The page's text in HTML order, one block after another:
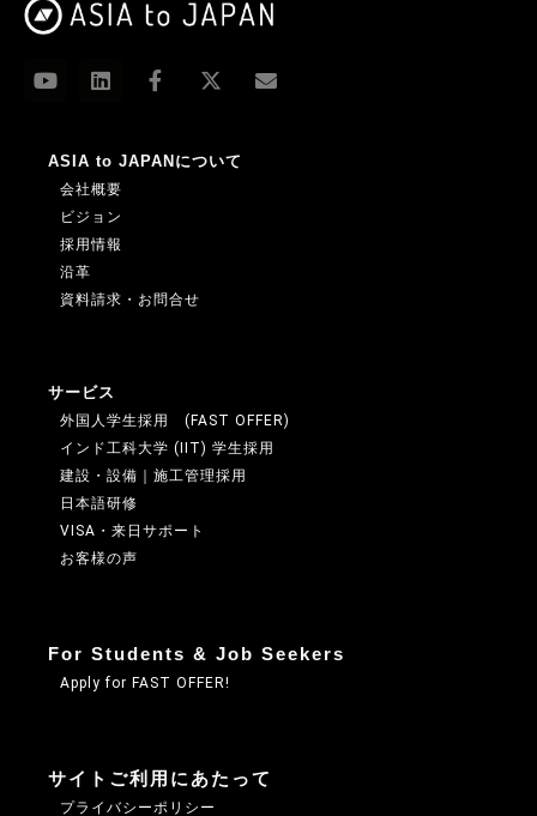
ASIA to JAPANについて
会社概要
ビジョン
採用情報
沿革
資料請求・お問合せ
サービス
外国人学生採用 (FAST OFFER)
インド工科大学 (IIT) 学生採用
建設・設備｜施工管理採用
日本語研修
VISA・来日サポート
お客様の声
For Students & Job Seekers
Apply for FAST OFFER!
サイトご利用にあたって
プライバシーポリシー